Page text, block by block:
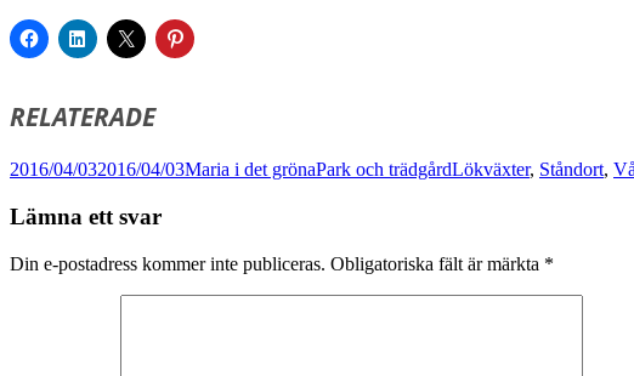
RELATERADE
Postat
2016/04/032016/04/03Författare
Maria i det grönaKategorier
Park och trädgårdTaggar
Lökväxter, Ståndort,
Lämna ett svar
Din e-postadress kommer inte publiceras. Obligatoriska fält är märkta *